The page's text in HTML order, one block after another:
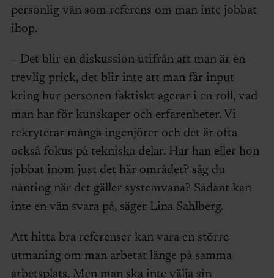
personlig vän som referens om man inte jobbat
ihop.
– Det blir en diskussion utifrån att man är en
trevlig prick, det blir inte att man får input
kring hur personen faktiskt agerar i en roll, vad
man har för kunskaper och erfarenheter. Vi
rekryterar många ingenjörer och det är ofta
också fokus på tekniska delar. Har han eller hon
jobbat inom just det här området? såg du
nånting när det gäller systemvana? Sådant kan
inte en vän svara på, säger Lina Sahlberg.
Att hitta bra referenser kan vara en större
utmaning om man arbetat länge på samma
arbetsplats. Men man ska inte välja sin